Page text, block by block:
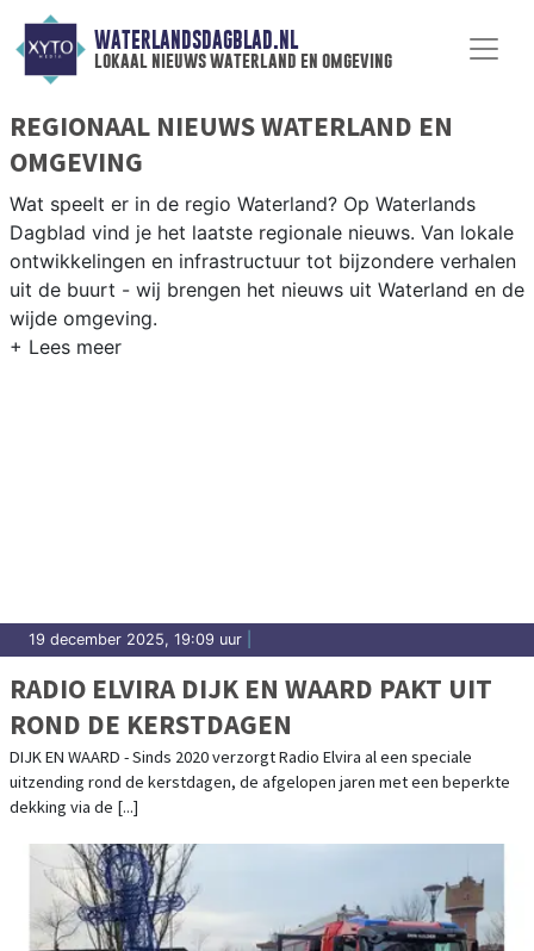
WATERLANDSDAGBLAD.NL
lokaal nieuws waterland en omgeving
REGIONAAL NIEUWS WATERLAND EN
OMGEVING
Wat speelt er in de regio Waterland? Op Waterlands
Dagblad vind je het laatste regionale nieuws. Van lokale
ontwikkelingen en infrastructuur tot bijzondere verhalen
uit de buurt - wij brengen het nieuws uit Waterland en de
wijde omgeving.
19 december 2025, 19:09 uur
RADIO ELVIRA DIJK EN WAARD PAKT UIT
ROND DE KERSTDAGEN
DIJK EN WAARD - Sinds 2020 verzorgt Radio Elvira al een speciale
uitzending rond de kerstdagen, de afgelopen jaren met een beperkte
dekking via de [...]